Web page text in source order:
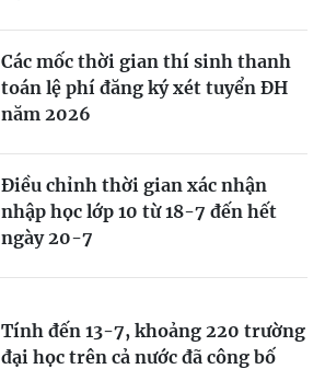
Các mốc thời gian thí sinh thanh
toán lệ phí đăng ký xét tuyển ĐH
năm 2026
Điều chỉnh thời gian xác nhận
nhập học lớp 10 từ 18-7 đến hết
ngày 20-7
Tính đến 13-7, khoảng 220 trường
đại học trên cả nước đã công bố